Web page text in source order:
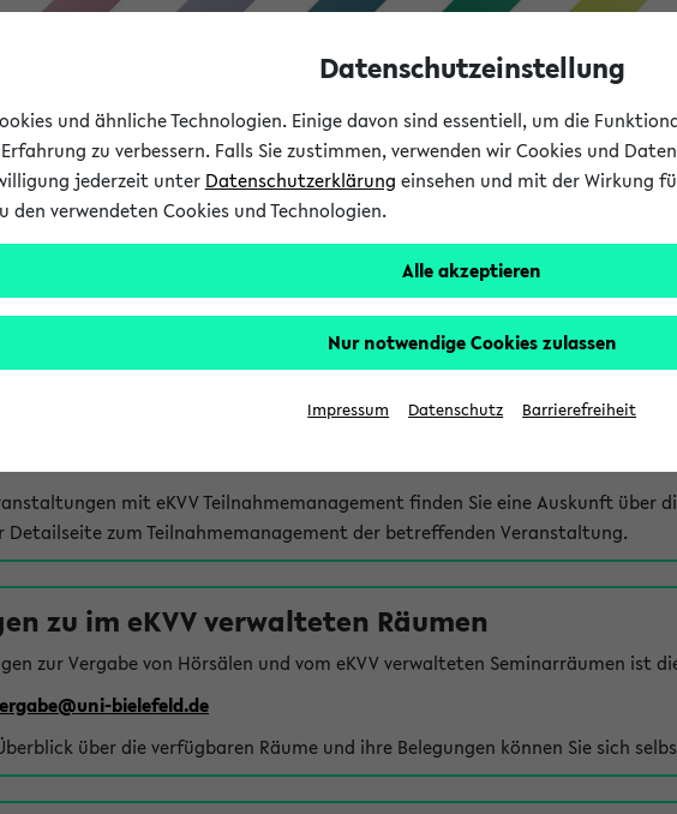
Studium
& Kontakt
mit eKVV Teilnahmemanagement finden Sie eine Auskunft über
Detailseite zum Teilnahmemanagement der betreffenden Veranstaltung.
zu im eKVV verwalteten Räumen
zur Vergabe von Hörsälen und vom eKVV verwalteten Seminarräumen ist
bielefeld.de
über die verfügbaren Räume und ihre Belegungen können Sie sich
Datenschutzeinstellung
und ähnliche Technologien. Einige davon sind essentiell, um die
zu verbessern. Falls Sie zustimmen, verwenden wir Cookies und
jederzeit unter Datenschutzerklärung einsehen und mit der Wirkung
verwendeten Cookies und Technologien.
Alle akzeptieren
Nur notwendige Cookies zulassen
Impressum Datenschutz Barrierefreiheit